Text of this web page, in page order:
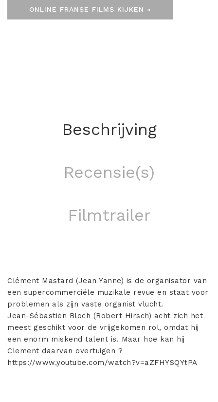
ONLINE FRANSE FILMS KIJKEN »
Beschrijving
Recensie(s)
Filmtrailer
Clément Mastard (Jean Yanne) is de organisator van
een supercommerciële muzikale revue en staat voor
problemen als zijn vaste organist vlucht.
Jean-Sébastien Bloch (Robert Hirsch) acht zich het
meest geschikt voor de vrijgekomen rol, omdat hij
een enorm miskend talent is. Maar hoe kan hij
Clement daarvan overtuigen ?
https://www.youtube.com/watch?v=aZFHYSQYtPA